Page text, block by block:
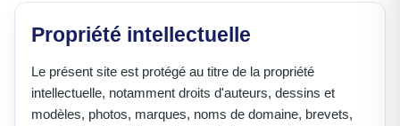
Propriété intellectuelle
Le présent site est protégé au titre de la propriété
intellectuelle, notamment droits d'auteurs, dessins et
modèles, photos, marques, noms de domaine, brevets,